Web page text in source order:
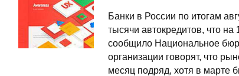
Банки в России по итогам
тысячи автокредитов, что
сообщило Национальное
организации говорят, что
месяц подряд, хотя в марте